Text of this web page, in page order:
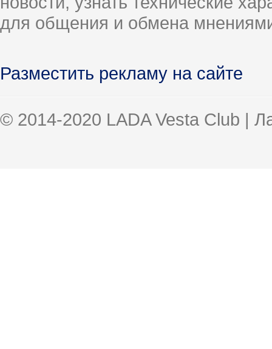
для общения и обмена
Разместить рекламу на сайте
© 2014-2020 LADA Vesta Club |